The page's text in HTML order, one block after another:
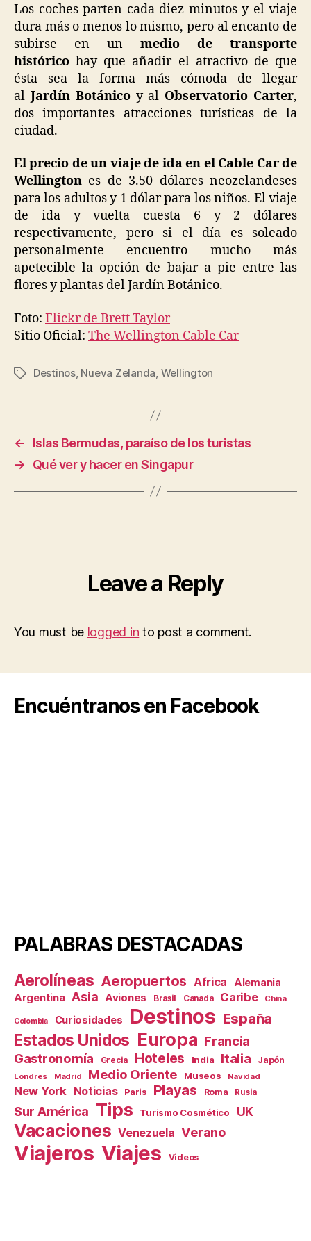
Los coches parten cada diez minutos y el viaje
dura más o menos lo mismo, pero al encanto de
subirse en un medio de transporte
histórico hay que añadir el atractivo de que
ésta sea la forma más cómoda de llegar
al Jardín Botánicoy al Observatorio Carter,
dos importantes atracciones turísticas de la
ciudad.
El precio de un viaje de ida en el Cable Car de
Wellington es de 3.50 dólares neozelandeses
para los adultos y 1 dólar para los niños. El viaje
de ida y vuelta cuesta 6 y 2 dólares
respectivamente, pero si el día es soleado
personalmente encuentro mucho más
apetecible la opción de bajar a pie entre las
flores y plantas del Jardín Botánico.
Foto: Flickr de Brett Taylor
Sitio Oficial: The Wellington Cable Car
TagsDestinos, Nueva Zelanda Wellington
←
Islas Bermudas, paraíso de los turistas
→
Qué ver y hacer en Singapur
Leave a Reply
You must be logged in to post a comment.
Encuéntranos en Facebook
PALABRAS DESTACADAS
Aerolíneas Aeropuertos Africa Alemania
Argentina Asia Aviones Brasil Canada Caribe China
Colombia Curiosidades Destinos España
Estados Unidos Europa Francia
Gastronomía
Grecia Hoteles India Italia Japón
Londres Madrid Medio Oriente Museos Navidad
New York Noticias Paris Playas Roma Rusia
Sur América Tips Turismo Cosmético UK
Vacaciones Venezuela Verano
Viajeros Viajes Videos